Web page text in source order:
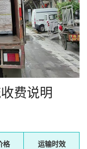
费说明
格 运输时效